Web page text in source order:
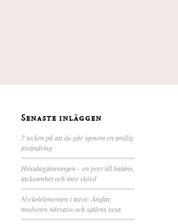
Senaste inläggen
7 tecken på att du går igenom en andlig
förändring
Höstdagjämningen – en port till balans,
tacksamhet och inre skörd
Nyckelelementen i tarot: Änglar,
medveten närvaro och själens resa